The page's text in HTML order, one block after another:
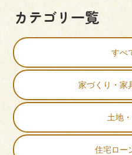
カテゴリ一覧
すべ
家づくり・家
土地
住宅ロー